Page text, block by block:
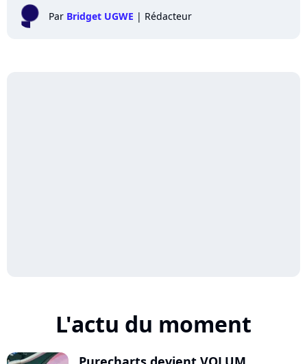
Par Bridget UGWE | Rédacteur
L'actu du moment